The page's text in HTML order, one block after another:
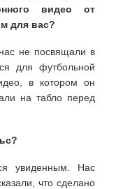
видео от
для вас?
не посвящали в
для футбольной
в котором он
на табло перед
увиденным. Нас
что сделано